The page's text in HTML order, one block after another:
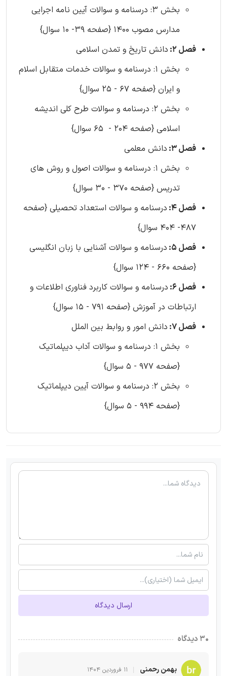
بخش 3: درسنامه و سوالات آیین نامه اجرایی
مدارس مصوب 1400 {صفحه 39- 10 سوال}
فصل 2:
دانش تاریخ و تمدن اسلامی
بخش 1: درسنامه و سوالات خدمات متقابل اسلام
و ایران {صفحه 67 - 25 سوال}
بخش 2: درسنامه و سوالات طرح کلی اندیشه
اسلامی {صفحه 204 - 65 سوال}
فصل 3:
دانش معلمی
بخش 1: درسنامه و سوالات اصول و روش های
تدریس {صفحه 370 - 30 سوال}
فصل 4:
درسنامه و سوالات استعداد تحصیلی {صفحه
487- 404 سوال}
فصل 5:
درسنامه و سوالات آشنایی با زبان انگلیسی
{صفحه 660 - 124 سوال}
فصل 6:
درسنامه و سوالات کاربرد فناوری اطلاعات و
ارتباطات در آموزش {صفحه 791 - 15 سوال}
فصل 7:
دانش امور و روابط بین الملل
بخش 1: درسنامه و سوالات آداب دیپلماتیک
{صفحه 977 - 5 سوال}
بخش 2: درسنامه و سوالات آیین دیپلماتیک
{صفحه 994 - 5 سوال}
ارسال دیدگاه
۳۰ دیدگاه
بهمن رحمنی ۱۱ فروردین ۱۴۰۴